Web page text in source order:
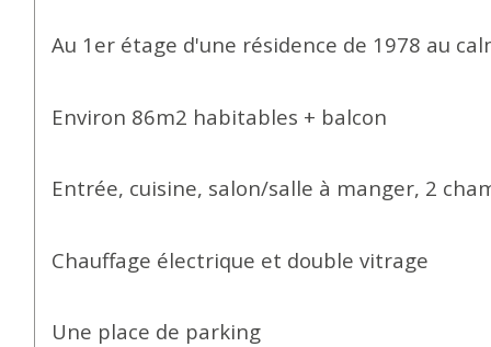
Au 1er étage d'une résidence de 1978 au
Environ 86m2 habitables + balcon
Entrée, cuisine, salon/salle à manger, 2
Chauffage électrique et double vitrage
Une place de parking